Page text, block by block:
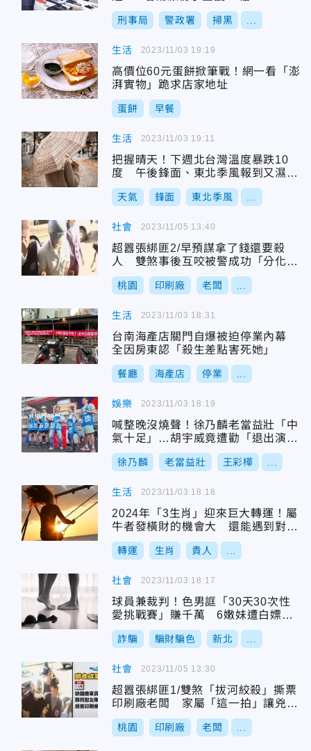
刑事局 警政署 掃黑
生活
高價位60元蛋餅掀筆戰！網一看「澎
湃實物」跪求店家地址
蛋餅 早餐
2023/11/03 19:19
生活
把握晴天！下週北台灣溫度暴跌10
度 午後鋒面、東北季風報到又濕又
冷
天氣 鋒面 東北季風
2023/11/03 19:11
社會
超囂張綁匪2/早預謀拿了錢還要殺
人 雙煞事後互咬被警成功「分化」
突破心防
桃園 印刷廠 老闆
2023/11/05 13:40
生活
台南海產店關門自爆被迫停業內幕
全因房東認「殺生差點害死她」
餐廳 海產店 停業
2023/11/03 18:31
娛樂
喊整晚沒燒聲！徐乃麟老當益壯「中
氣十足」…胡宇威竟遭勸「退出演藝
圈」
徐乃麟 老當益壯 王彩樺
2023/11/03 18:19
生活
2024年「3生肖」迎來巨大轉運！屬
牛者發橫財的機會大 還能遇到對的
人
轉運 生肖 貴人
2023/11/03 18:18
社會
球員兼裁判！色男誆「30天30次性
愛挑戰賽」賺千萬 6嫩妹遭白嫖怒
提告
詐騙 騙財騙色 新北
2023/11/03 18:17
社會
超囂張綁匪1/雙煞「拔河絞殺」撕票
印刷廠老闆 家屬「這一拍」讓兇嫌
伏法
桃園 印刷廠 老闆
2023/11/05 13:30